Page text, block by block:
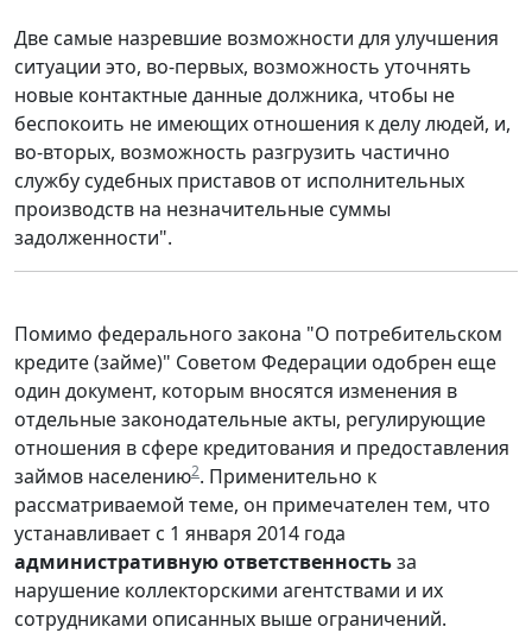
Две самые назревшие возможности для улучшения
ситуации это, во-первых, возможность уточнять
новые контактные данные должника, чтобы не
беспокоить не имеющих отношения к делу людей, и,
во-вторых, возможность разгрузить частично
службу судебных приставов от исполнительных
производств на незначительные суммы
задолженности".
Помимо федерального закона "О потребительском
кредите (займе)" Советом Федерации одобрен еще
один документ, которым вносятся изменения в
отдельные законодательные акты, регулирующие
отношения в сфере кредитования и предоставления
займов населению2. Применительно к
рассматриваемой теме, он примечателен тем, что
устанавливает с 1 января 2014 года
административную ответственностьза
нарушение коллекторскими агентствами и их
сотрудниками описанных выше ограничений.